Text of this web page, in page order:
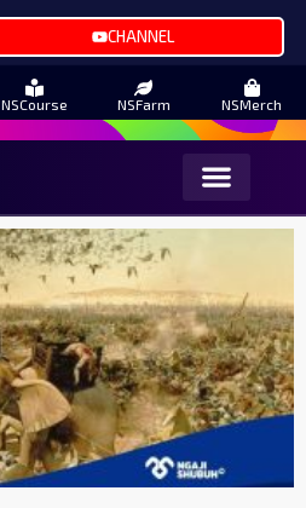
CHANNEL
NSCourse NSFarm NSMerch